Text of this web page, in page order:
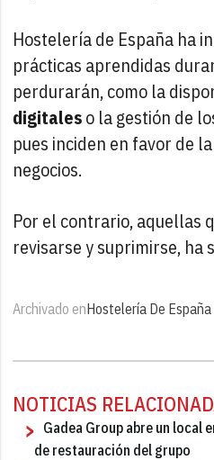
Hostelería de España ha
prácticas aprendidas
perdurarán, como la
digitaleso la gestión de
pues inciden en favor de
negocios.
Por el contrario, aquellas
revisarse y suprimirse, ha
Archivado enHostelería De España
NOTICIAS
Gadea Group abre un local
de restauración del grupo